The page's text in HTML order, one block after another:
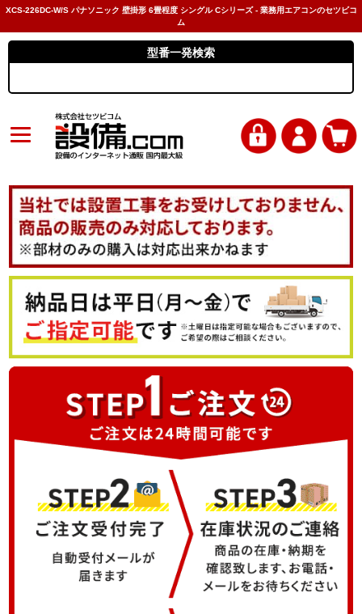
XCS-226DC-W/S パナソニック 壁掛形 6畳程度 シングル Cシリーズ - 業務用エアコンのセツビコ
ム
型番一発検索